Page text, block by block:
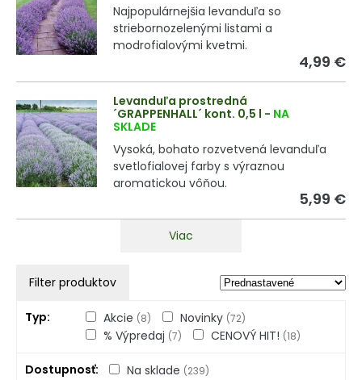
Najpopulárnejšia levanduľa so
striebornozelenými listami a
modrofialovými kvetmi.
4,99 €
Levanduľa prostredná
´GRAPPENHALL´ kont. 0,5 l - NA
SKLADE
Vysoká, bohato rozvetvená levanduľa
svetlofialovej farby s výraznou
aromatickou vôňou.
5,99 €
Viac
Filter produktov
Typ Akcie (8) Novinky (72)
% Výpredaj (7) CENOVÝ HIT! (18)
Dostupnosť Na sklade (239)